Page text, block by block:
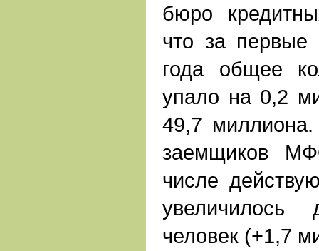
бюро
что за первые
года общее
упало на 0,2
49,7
заемщиков
числе
человек (+1,7